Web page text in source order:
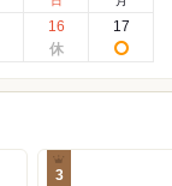
16 17
3